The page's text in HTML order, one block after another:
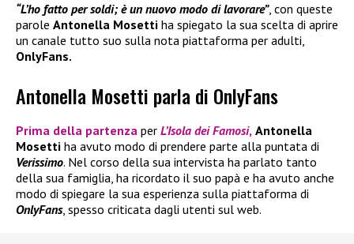
“L’ho fatto per soldi; è un nuovo modo di lavorare”, con queste
parole Antonella Mosetti ha spiegato la sua scelta di aprire
un canale tutto suo sulla nota piattaforma per adulti,
OnlyFans.
Antonella Mosetti parla di OnlyFans
Prima della partenza per L’Isola dei Famosi, Antonella
Mosetti ha avuto modo di prendere parte alla puntata di
Verissimo. Nel corso della sua intervista ha parlato tanto
della sua famiglia, ha ricordato il suo papà e ha avuto anche
modo di spiegare la sua esperienza sulla piattaforma di
OnlyFans, spesso criticata dagli utenti sul web.